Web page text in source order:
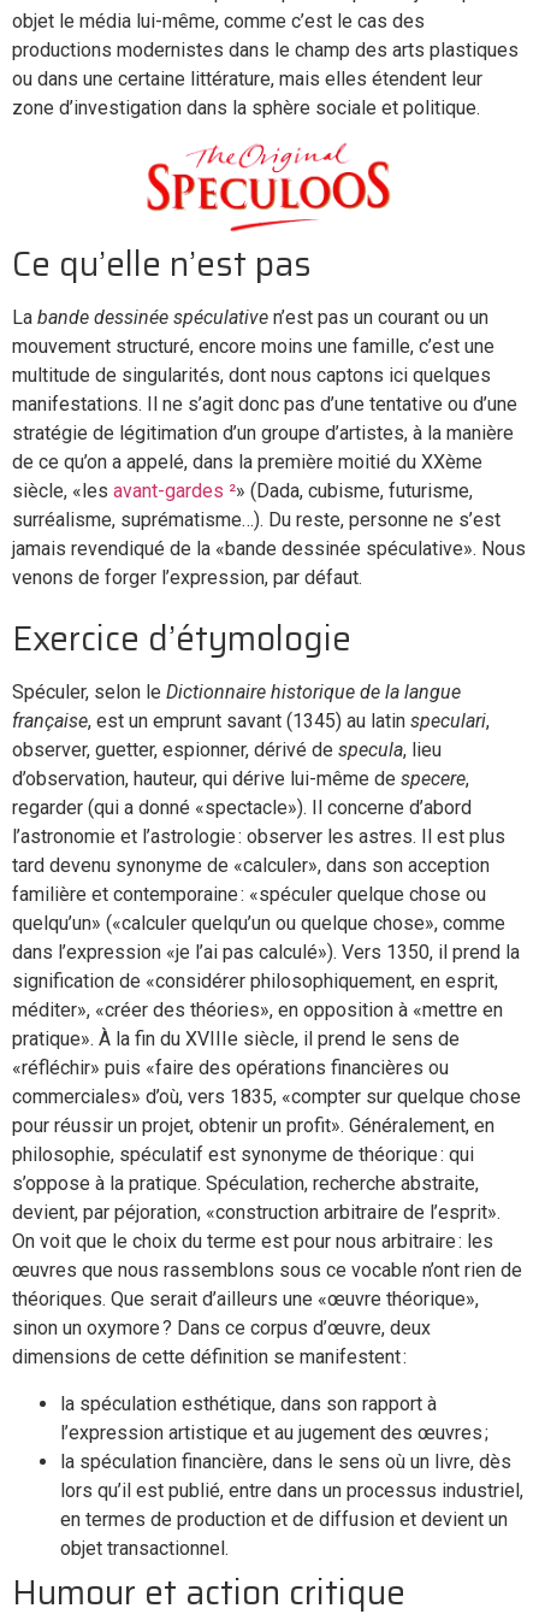
objet le média lui-même, comme c’est le cas des
productions modernistes dans le champ des arts plastiques
ou dans une certaine littérature, mais elles étendent leur
zone d’investigation dans la sphère sociale et politique.
Ce qu’elle n’est pas
La bande dessinée spéculative n’est pas un courant ou un
mouvement structuré, encore moins une famille, c’est une
multitude de singularités, dont nous captons ici quelques
manifestations. Il ne s’agit donc pas d’une tentative ou d’une
stratégie de légitimation d’un groupe d’artistes, à la manière
de ce qu’on a appelé, dans la première moitié du XXème
siècle, «les avant-gardes ²» (Dada, cubisme, futurisme,
surréalisme, suprématisme…). Du reste, personne ne s’est
jamais revendiqué de la «bande dessinée spéculative». Nous
venons de forger l’expression, par défaut.
Exercice d’étymologie
Spéculer, selon le Dictionnaire historique de la langue
française, est un emprunt savant (1345) au latin speculari,
observer, guetter, espionner, dérivé de specula, lieu
d’observation, hauteur, qui dérive lui-même de specere,
regarder (qui a donné «spectacle»). Il concerne d’abord
l’astronomie et l’astrologie : observer les astres. Il est plus
tard devenu synonyme de «calculer», dans son acception
familière et contemporaine : «spéculer quelque chose ou
quelqu’un» («calculer quelqu’un ou quelque chose», comme
dans l’expression «je l’ai pas calculé»). Vers 1350, il prend la
signification de «considérer philosophiquement, en esprit,
méditer», «créer des théories», en opposition à «mettre en
pratique». À la fin du XVIIIe siècle, il prend le sens de
«réfléchir» puis «faire des opérations financières ou
commerciales» d’où, vers 1835, «compter sur quelque chose
pour réussir un projet, obtenir un profit». Généralement, en
philosophie, spéculatif est synonyme de théorique : qui
s’oppose à la pratique. Spéculation, recherche abstraite,
devient, par péjoration, «construction arbitraire de l’esprit».
On voit que le choix du terme est pour nous arbitraire : les
œuvres que nous rassemblons sous ce vocable n’ont rien de
théoriques. Que serait d’ailleurs une «œuvre théorique»,
sinon un oxymore ? Dans ce corpus d’œuvre, deux
dimensions de cette définition se manifestent :
la spéculation esthétique, dans son rapport à
l’expression artistique et au jugement des œuvres ;
la spéculation financière, dans le sens où un livre, dès
lors qu’il est publié, entre dans un processus industriel,
en termes de production et de diffusion et devient un
objet transactionnel.
Humour et action critique